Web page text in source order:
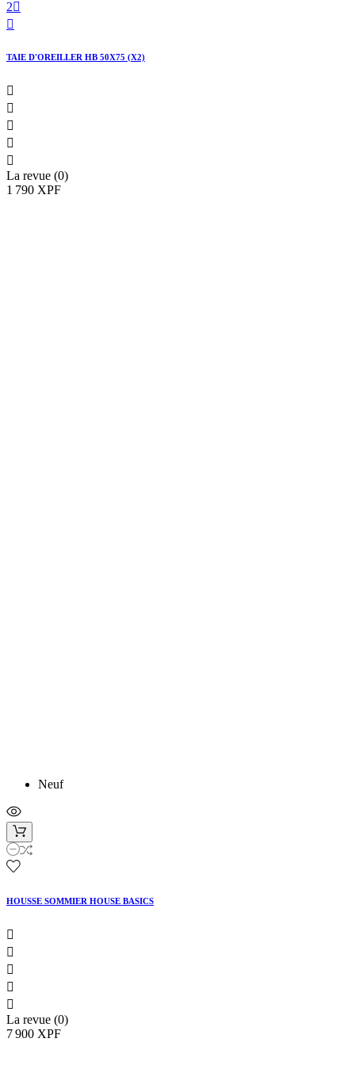
2

TAIE D'OREILLER HB 50X75 (X2)





La revue (0)
1 790 XPF
Neuf
HOUSSE SOMMIER HOUSE BASICS





La revue (0)
7 900 XPF